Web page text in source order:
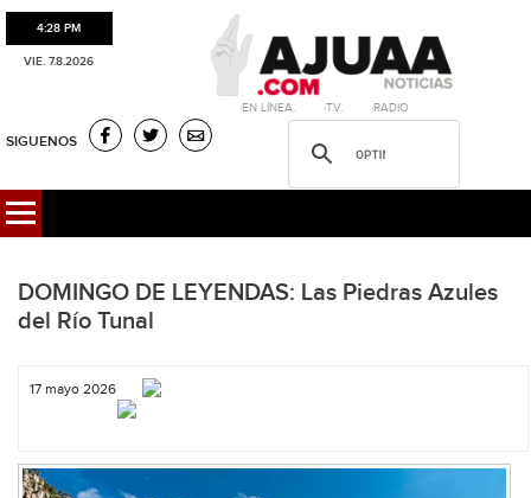
4:28 PM
VIE. 7.8.2026
·EN LÍNEA. ·T.V. ·RADIO
SIGUENOS
DOMINGO DE LEYENDAS: Las Piedras Azules
del Río Tunal
17 mayo 2026